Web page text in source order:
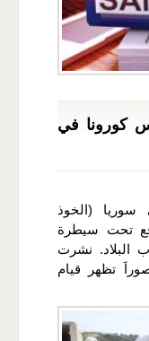
كورونا في
(الخوذ
تحت سيطرة
البلاد. نشرت
تظهر قيام